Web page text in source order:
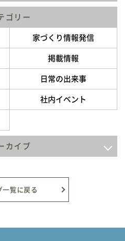
ゴリー
家づくり情報発信
掲載情報
日常の出来事
社内イベント
カイブ
年7月
年5月
一覧に戻る